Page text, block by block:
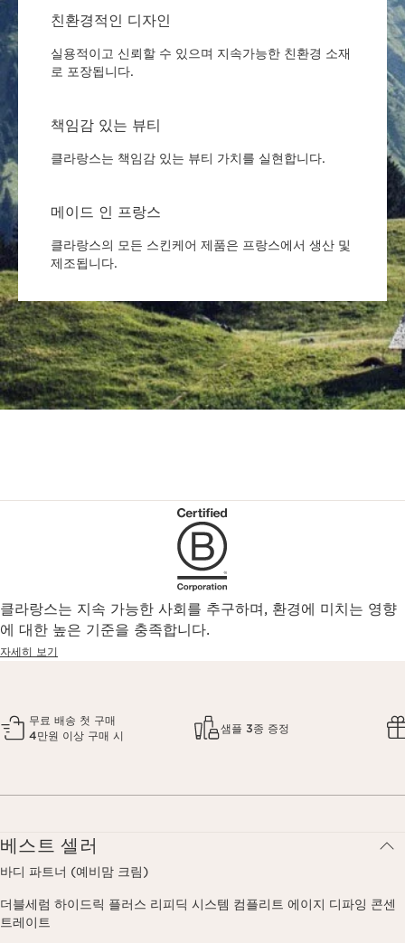
친환경적인 디자인
실용적이고 신뢰할 수 있으며 지속가능한 친환경 소재
로 포장됩니다.
책임감 있는 뷰티
클라랑스는 책임감 있는 뷰티 가치를 실현합니다.
메이드 인 프랑스
클라랑스의 모든 스킨케어 제품은 프랑스에서 생산 및
제조됩니다.
클라랑스는 지속 가능한 사회를 추구하며, 환경에 미치는 영향
에 대한 높은 기준을 충족합니다.
자세히 보기
무료 배송 첫 구매
4만원 이상 구매 시
샘플 3종 증정
베스트 셀러
바디 파트너 (예비맘 크림)
더블세럼 하이드릭 플러스 리피딕 시스템 컴플리트 에이지 디파잉 콘센
트레이트